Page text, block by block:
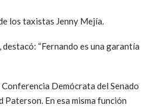
los taxistas Jenny Mejía.
“Fernando es una garantía
Demócrata del Senado
En esa misma función